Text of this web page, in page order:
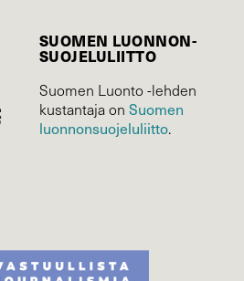
SUOMEN LUONNON­
SUOJELU­LIITTO
Suomen Luonto -lehden
kustantaja on Suomen
luonnonsuojelu­liitto.